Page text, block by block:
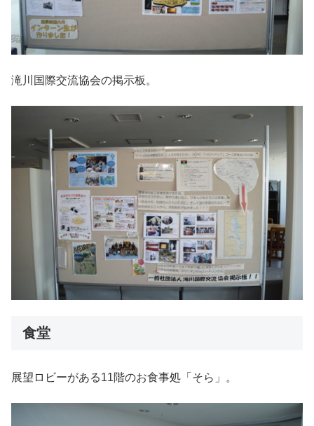
滝川国際交流協会の掲示板。
食堂
展望ロビーがある11階のお食事処「そら」。